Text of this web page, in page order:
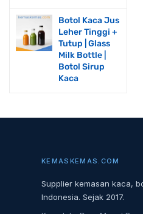
Botol Kaca Jus
Leher Tinggi +
Tutup | Glass
Milk Bottle |
Botol Sirup
Kaca
KEMASKEMAS.COM
Supplier kemasan kaca,
Indonesia. Sejak 2017.